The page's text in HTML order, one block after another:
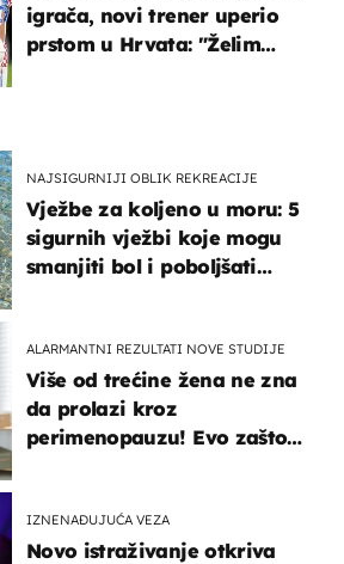
NAJSIGURNIJI OBLIK REKREACIJE
Vježbe za koljeno u moru: 5
sigurnih vježbi koje mogu
smanjiti bol i poboljšati
ALARMANTNI REZULTATI NOVE STUDIJE
Više od trećine žena ne zna
da prolazi kroz
perimenopauzu! Evo zašto
IZNENAĐUJUĆA VEZA
Novo istraživanje otkriva
igrača, novi trener uperio
prstom u Hrvata: "Želim